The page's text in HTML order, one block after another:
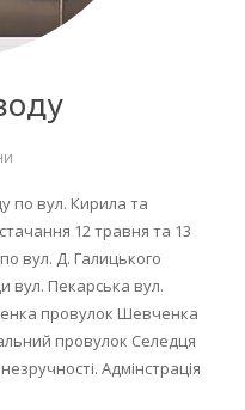
по вул. Кирила та
12 травня та 13
вул. Д. Галицького
вул. Пекарська вул.
провулок Шевченка
провулок Селедця
Адмінстрація